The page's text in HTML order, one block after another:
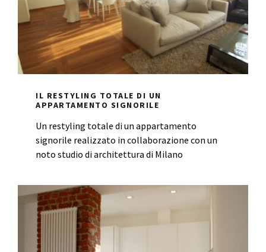
IL RESTYLING TOTALE DI UN
APPARTAMENTO SIGNORILE
Un restyling totale di un appartamento
signorile realizzato in collaborazione con un
noto studio di architettura di Milano